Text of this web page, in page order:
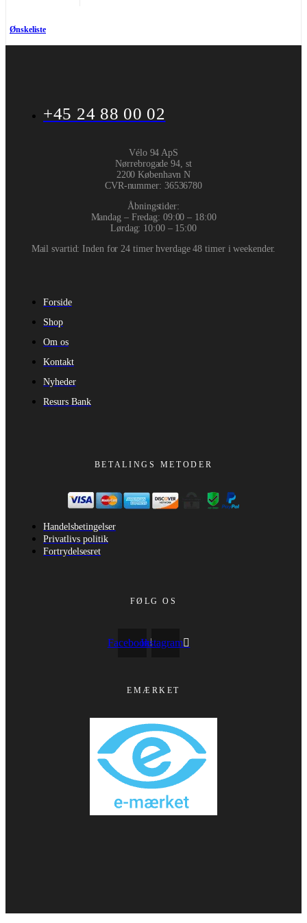
Ønskeliste
+45 24 88 00 02
Vélo 94 ApS
Nørrebrogade 94, st
2200 København N
CVR-nummer: 36536780
Åbningstider:
Mandag – Fredag: 09:00 – 18:00
Lørdag: 10:00 – 15:00
Mail svartid: Inden for 24 timer hverdage 48 timer i weekender.
Forside
Shop
Om os
Kontakt
Nyheder
Resurs Bank
BETALINGS METODER
Handelsbetingelser
Privatlivs politik
Fortrydelsesret
FØLG OS
FacebookInstagram
EMÆRKET